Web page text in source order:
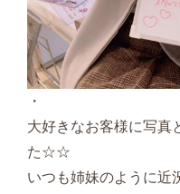
・
大好きなお客様に写真
た☆☆
いつも姉妹のように近